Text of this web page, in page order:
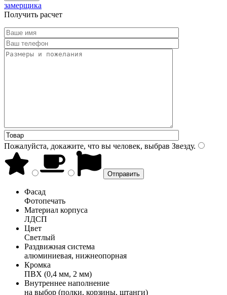
замерщика
Получить расчет
Пожалуйста, докажите, что вы человек, выбрав Звезду.
Фасад
Фотопечать
Материал корпуса
ЛДСП
Цвет
Светлый
Раздвижная система
алюминиевая, нижнеопорная
Кромка
ПВХ (0,4 мм, 2 мм)
Внутреннее наполнение
на выбор (полки, корзины, штанги)